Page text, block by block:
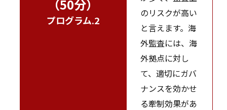
（50分）
プログラム.2
のリスクが高い
と言えます。海
外監査には、海
外拠点に対し
て、適切にガバ
ナンスを効かせ
る牽制効果があ